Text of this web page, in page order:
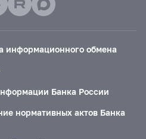
информационного обмена
Банка России
нормативных актов Банка